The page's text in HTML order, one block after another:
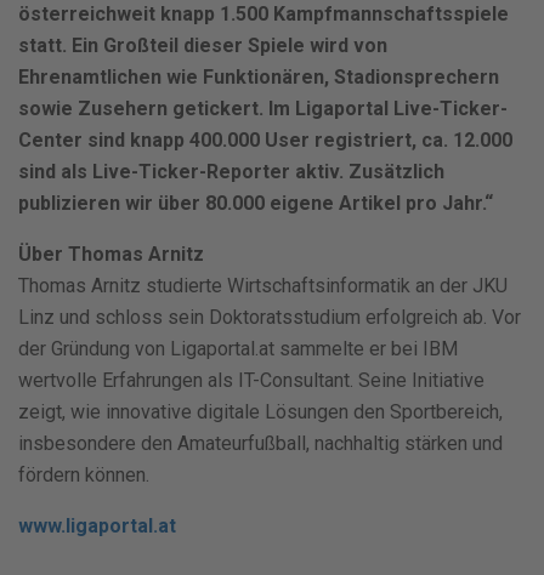
österreichweit knapp 1.500 Kampfmannschaftsspiele
statt. Ein Großteil dieser Spiele wird von
Ehrenamtlichen wie Funktionären, Stadionsprechern
sowie Zusehern getickert. Im Ligaportal Live-Ticker-
Center sind knapp 400.000 User registriert, ca. 12.000
sind als Live-Ticker-Reporter aktiv. Zusätzlich
publizieren wir über 80.000 eigene Artikel pro Jahr.“
Über Thomas Arnitz
Thomas Arnitz studierte Wirtschaftsinformatik an der JKU
Linz und schloss sein Doktoratsstudium erfolgreich ab. Vor
der Gründung von Ligaportal.at sammelte er bei IBM
wertvolle Erfahrungen als IT-Consultant. Seine Initiative
zeigt, wie innovative digitale Lösungen den Sportbereich,
insbesondere den Amateurfußball, nachhaltig stärken und
fördern können.
www.ligaportal.at